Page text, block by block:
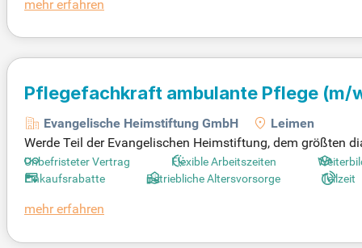
t. Werde Mitglied in unserem engagierten Team und
mehr erfahren
Pflegefachkraft ambulante Pflege (m/
Evangelische Heimstiftung GmbH
Leimen
Werde Teil der Evangelischen Heimstiftung, dem größten
efachkraft (m/w/d) für unsere mobilen Dienste in Leimen.
ng und steuerst den Pflegeprozess. Du kümmerst dich um
Unbefristeter Vertrag Flexible Arbeitszeiten
Einkaufsrabatte
Betriebliche Altersvorsorge Teilzeit
mehr erfahren